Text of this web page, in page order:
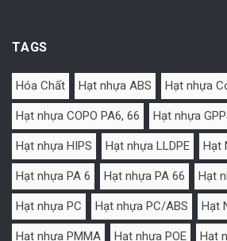
TAGS
Hóa Chất Hạt nhựa ABS Hạt nhựa
Hạt nhựa COPO PA6, 66 Hạt nhựa
Hạt nhựa HIPS Hạt nhựa LLDPE Hạt
Hạt nhựa PA 6 Hạt nhựa PA 66 Hạt
Hạt nhựa PC Hạt nhựa PC/ABS Hạt
Hạt nhựa PMMA Hạt nhựa POE Hạt